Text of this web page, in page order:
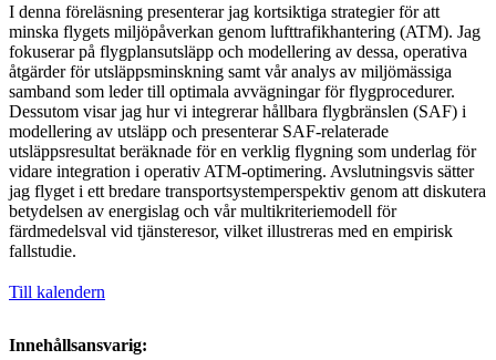
I denna föreläsning presenterar jag kortsiktiga strategier för att
minska flygets miljöpåverkan genom lufttrafikhantering (ATM). Jag
fokuserar på flygplansutsläpp och modellering av dessa, operativa
åtgärder för utsläppsminskning samt vår analys av miljömässiga
samband som leder till optimala avvägningar för flygprocedurer.
Dessutom visar jag hur vi integrerar hållbara flygbränslen (SAF) i
modellering av utsläpp och presenterar SAF-relaterade
utsläppsresultat beräknade för en verklig flygning som underlag för
vidare integration i operativ ATM-optimering. Avslutningsvis sätter
jag flyget i ett bredare transportsystemperspektiv genom att diskutera
betydelsen av energislag och vår multikriteriemodell för
färdmedelsval vid tjänsteresor, vilket illustreras med en empirisk
fallstudie.
Till kalendern
Innehållsansvarig: